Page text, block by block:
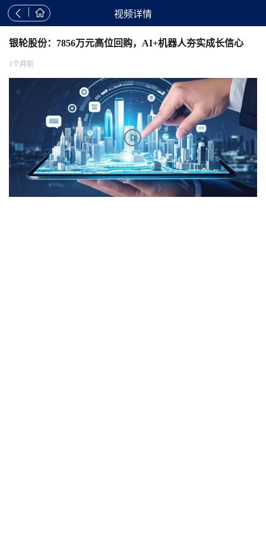
  视频详情
银轮股份：7856万元高位回购，AI+机器人夯实成长信心
1个月前
